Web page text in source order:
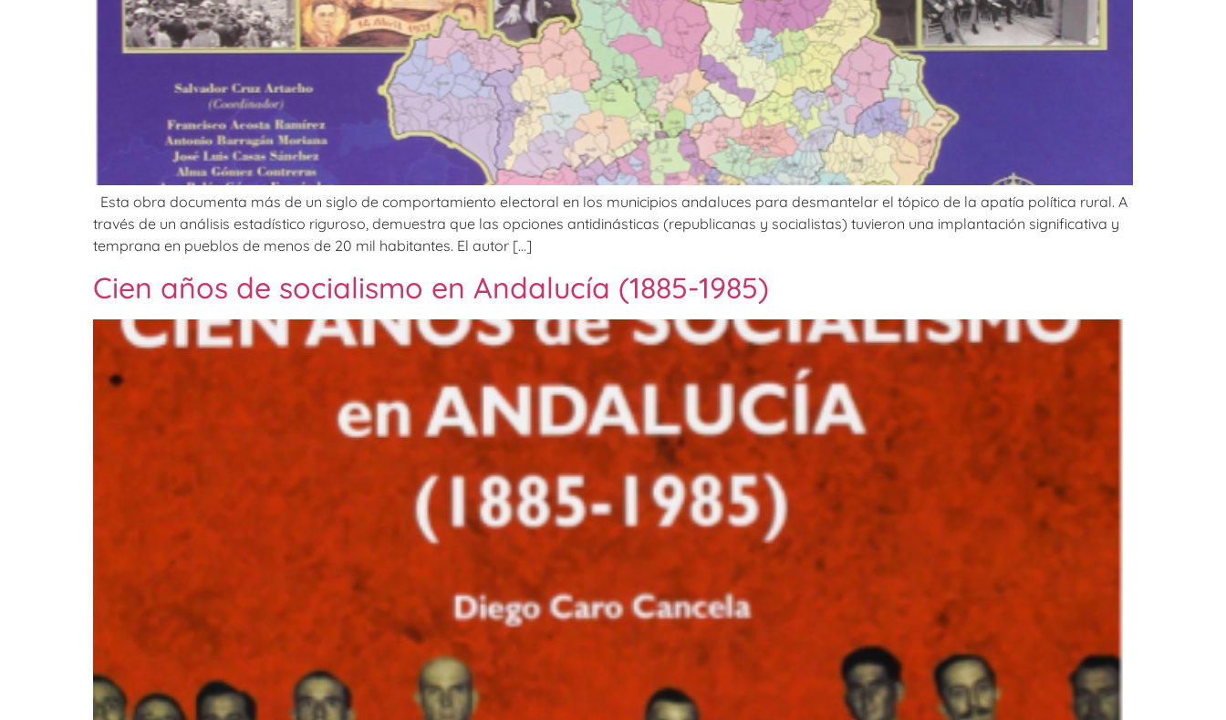
Esta obra documenta más de un siglo de comportamiento electoral en los municipios andaluces para desmantelar el tópico de la apatía política rural. A
través de un análisis estadístico riguroso, demuestra que las opciones antidinásticas (republicanas y socialistas) tuvieron una implantación significativa y
temprana en pueblos de menos de 20 mil habitantes. El autor […]
Cien años de socialismo en Andalucía (1885-1985)